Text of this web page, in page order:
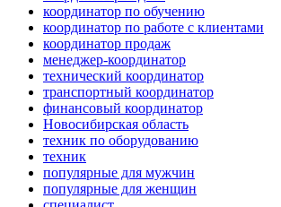
координатор по обучению
координатор по работе с клиентами
координатор продаж
менеджер-координатор
технический координатор
транспортный координатор
финансовый координатор
Новосибирская область
техник по оборудованию
техник
популярные для мужчин
популярные для женщин